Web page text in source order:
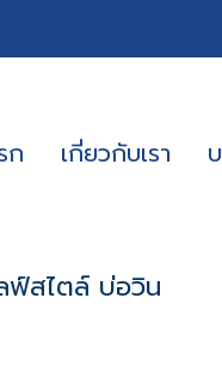
ก เกี่ยวกับเรา
ฟ์สไตล์ บ่อวิน